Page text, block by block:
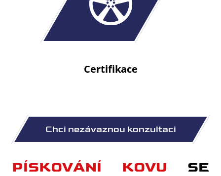
Certifikace
PÍSKOVÁNÍ KOVU SE